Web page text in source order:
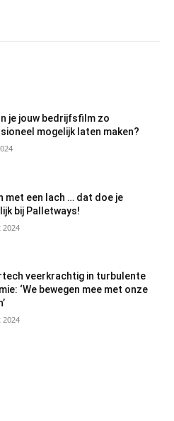
je jouw bedrijfsfilm zo
mogelijk laten maken?
met een lach … dat doe je
bij Palletways!
2024
veerkrachtig in turbulente
‘We bewegen mee met onze
2024